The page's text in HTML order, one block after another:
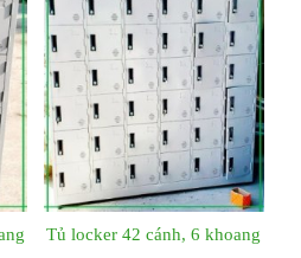
Tủ locker 42 cánh, 6 khoang